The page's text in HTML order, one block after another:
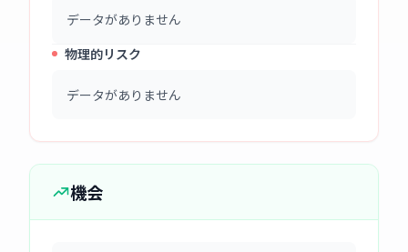
データがありません
物理的リスク
データがありません
機会